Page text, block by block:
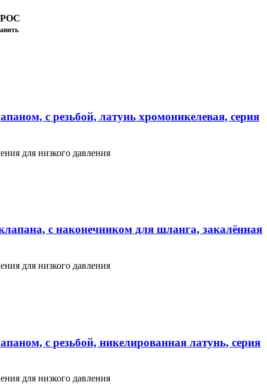
с резьбой, латунь хромоникелевая, серия
для низкого давления
с наконечником для шланга, закалённая
для низкого давления
с резьбой, никелированная латунь, серия
для низкого давления